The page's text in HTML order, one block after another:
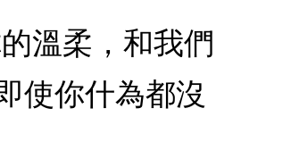
溫柔，和我們
使你什為都沒